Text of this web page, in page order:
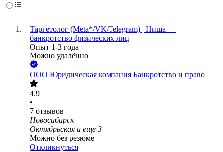
Таргетолог (Meta*/VK/Telegram) | Ниша —
банкротство физических лиц
Опыт 1-3 года
Можно удалённо
ООО Юридическая компания Банкротство и право
4.9
•
7 отзывов
Новосибирск
Октябрьская и еще 3
Можно без резюме
Откликнуться